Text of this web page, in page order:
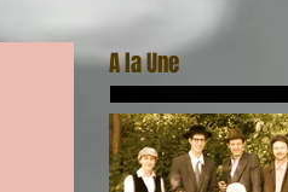
A la Une